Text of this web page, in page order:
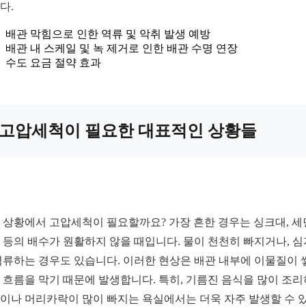
.
배관 막힘으로 인한 역류 및 악취 발생 예방
배관 내 스케일 및 녹 제거로 인한 배관 수명 연장
수도 요금 절약 효과
압세척이 필요한 대표적인 상황들
상황에서 고압세척이 필요할까요? 가장 흔한 경우는 싱크대, 세
등의 배수가 원활하지 않을 때입니다. 물이 천천히 빠지거나, 심
류하는 경우도 있습니다. 이러한 현상은 배관 내부에 이물질이
흐름을 막기 때문에 발생합니다. 특히, 기름진 음식을 많이 조리
나 머리카락이 많이 빠지는 욕실에서는 더욱 자주 발생할 수